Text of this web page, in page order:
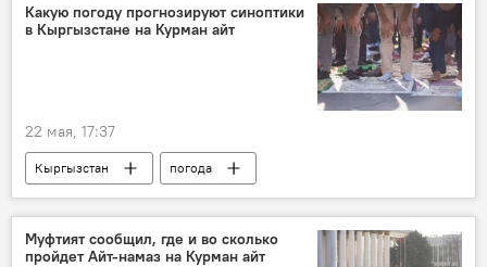
Какую погоду прогнозируют синоптики
в Кыргызстане на Курман айт
22 мая, 17:37
Кыргызстан
погода
погода в Кыргызстане
дождь
Курман айт
Муфтият сообщил, где и во сколько
пройдет Айт-намаз на Курман айт